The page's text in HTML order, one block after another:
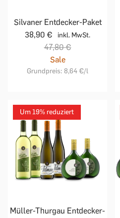
Silvaner Entdecker-Paket
38,90 €
inkl. MwSt.
47,80 €
Sale
Grundpreis: 8,64 €/l
Um 19% reduziert
Müller-Thurgau Entdecker-